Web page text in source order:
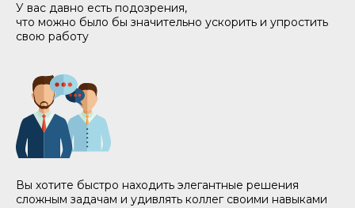
У вас давно есть подозрения,
что можно было бы значительно ускорить и упростить
свою работу
Вы хотите быстро находить элегантные решения
сложным задачам и удивлять коллег своими навыками